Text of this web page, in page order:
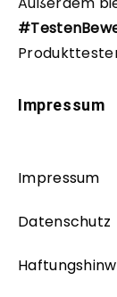
Impressum
Impressum
Datenschutz